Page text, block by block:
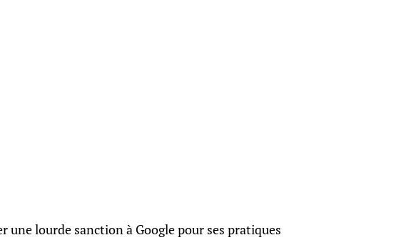
lourde sanction à Google pour ses pratiques